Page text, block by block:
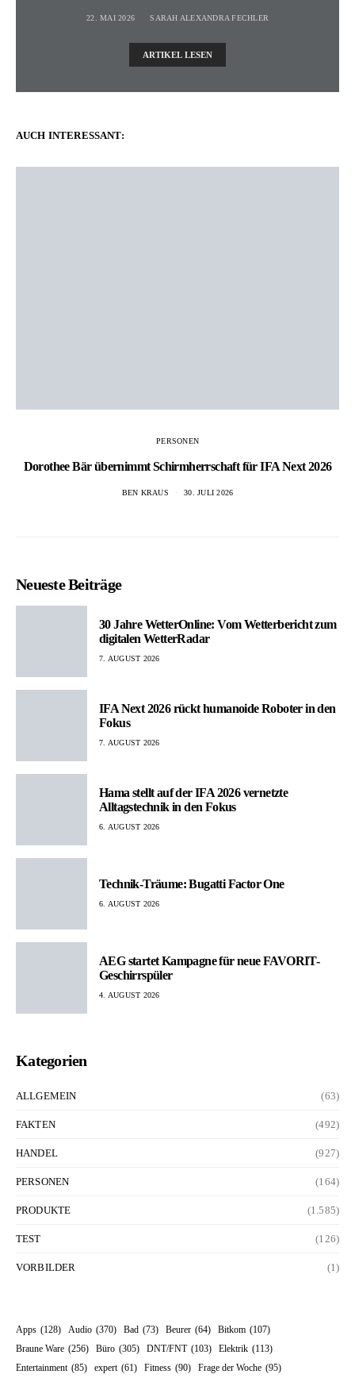
22. MAI 2026 SARAH ALEXANDRA FECHLER
ARTIKEL LESEN
AUCH INTERESSANT:
PERSONEN
Dorothee Bär übernimmt Schirmherrschaft für IFA Next 2026
BEN KRAUS 30. JULI 2026
Neueste Beiträge
30 Jahre WetterOnline: Vom Wetterbericht zum
digitalen WetterRadar
7. AUGUST 2026
IFA Next 2026 rückt humanoide Roboter in den
Fokus
7. AUGUST 2026
Hama stellt auf der IFA 2026 vernetzte
Alltagstechnik in den Fokus
6. AUGUST 2026
Technik-Träume: Bugatti Factor One
6. AUGUST 2026
AEG startet Kampagne für neue FAVORIT-
Geschirrspüler
4. AUGUST 2026
Kategorien
ALLGEMEIN (63)
FAKTEN (492)
HANDEL (927)
PERSONEN (164)
PRODUKTE (1.585)
TEST (126)
VORBILDER (1)
Apps (128) Audio (370) Bad (73) Beurer (64) Bitkom (107)
Braune Ware (256) Büro (305) DNT/FNT (103) Elektrik (113)
Entertainment (85) expert (61) Fitness (90) Frage der Woche (95)